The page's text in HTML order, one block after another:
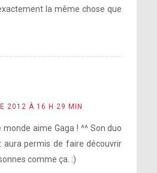
la même chose que
2012 À 16 H 29 MIN
aime Gaga ! ^^ Son duo
aura permis de faire découvrir
comme ça. :)